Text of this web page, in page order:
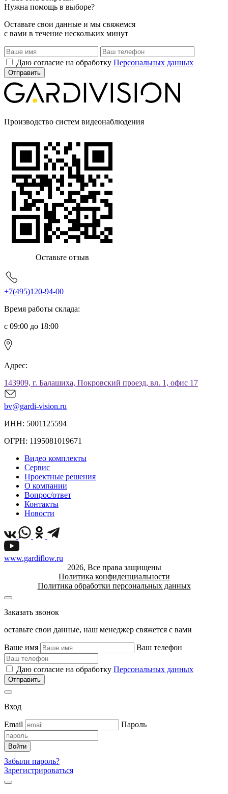
Нужна помощь в выборе?
Оставьте свои данные и мы свяжемся
с вами в течение нескольких минут
Даю согласие на обработку Персональных данных
Производство систем видеонаблюдения
Оставьте отзыв
+7(495)120-94-00
Время работы склада:
с 09:00 до 18:00
Адрес:
143909, г. Балашиха, Покровский проезд, вл. 1, офис 17
bv@gardi-vision.ru
ИНН: 5001125594
ОГРН: 1195081019671
Видео комплекты
Сервис
Проектные решения
О компании
Вопрос/ответ
Контакты
Новости
www.gardiflow.ru
2026, Все права защищены
Политика конфиденциальности
Политика обработки персональных данных
Заказать звонок
оставьте свои данные, наш менеджер свяжется с вами
Ваше имя Ваш телефон
Даю согласие на обработку Персональных данных
Вход
Email Пароль
Забыли пароль?
Зарегистрироваться